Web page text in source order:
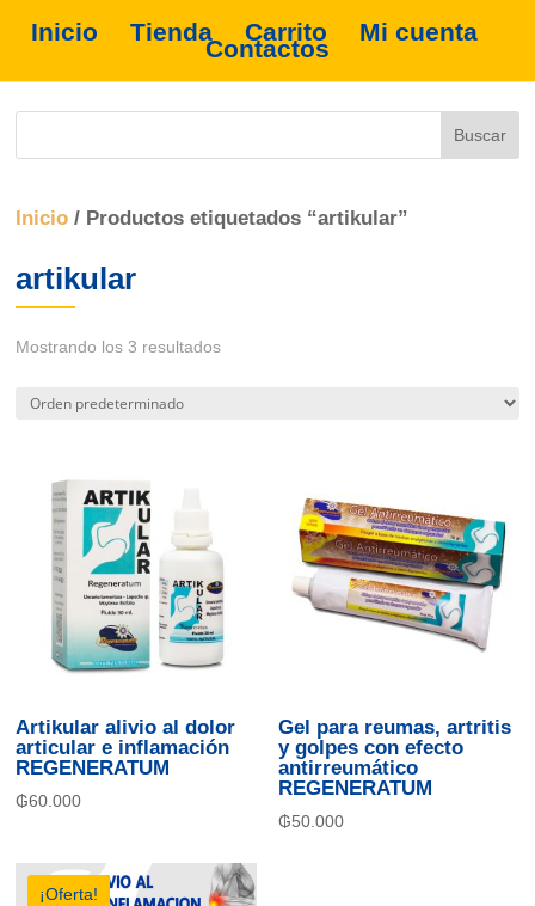
Inicio Tienda Carrito Mi cuenta
Contactos
Inicio / Productos etiquetados “artikular”
artikular
Mostrando los 3 resultados
Artikular alivio al dolor
articular e inflamación
REGENERATUM
₲60.000
Gel para reumas, artritis
y golpes con efecto
antirreumático
REGENERATUM
₲50.000
¡Oferta!